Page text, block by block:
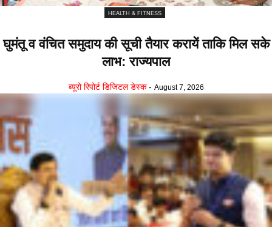
HEALTH & FITNESS
घुमंतू व वंचित समुदाय की सूची तैयार करायें ताकि मिल सके
लाभ: राज्यपाल
ब्यूरो रिपोर्ट डिजिटल डेस्क - August 7, 2026